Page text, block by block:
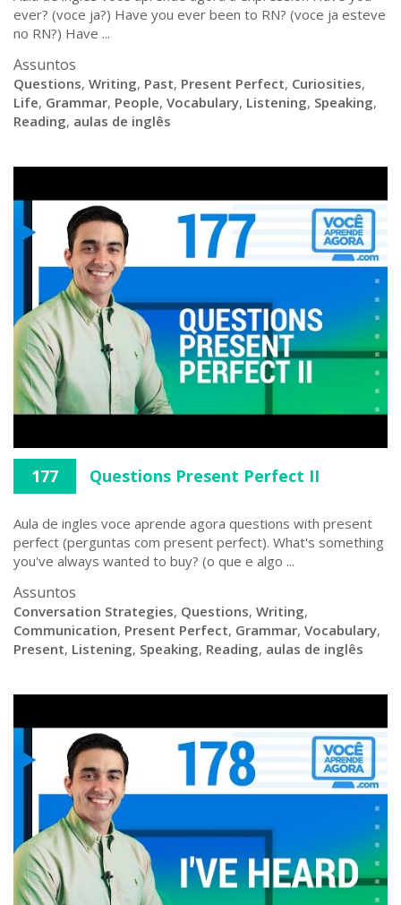
ever? (voce ja?) Have you ever been to RN? (voce ja esteve
no RN?) Have ...
Assuntos
Questions, Writing, Past, Present Perfect, Curiosities,
Life, Grammar, People, Vocabulary, Listening, Speaking,
Reading, aulas de inglês
177 Questions Present Perfect II
Aula de ingles voce aprende agora questions with present
perfect (perguntas com present perfect). What's something
you've always wanted to buy? (o que e algo ...
Assuntos
Conversation Strategies, Questions, Writing,
Communication, Present Perfect, Grammar, Vocabulary,
Present, Listening, Speaking, Reading, aulas de inglês